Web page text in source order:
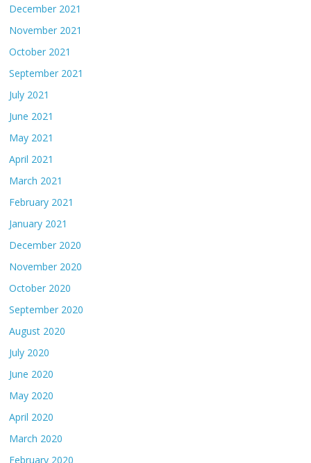
December 2021
November 2021
October 2021
September 2021
July 2021
June 2021
May 2021
April 2021
March 2021
February 2021
January 2021
December 2020
November 2020
October 2020
September 2020
August 2020
July 2020
June 2020
May 2020
April 2020
March 2020
February 2020